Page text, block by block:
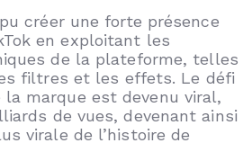
créer une forte présence
en exploitant les
de la plateforme, telles
filtres et les effets. Le défi
la marque est devenu viral,
de vues, devenant ainsi
virale de l’histoire de